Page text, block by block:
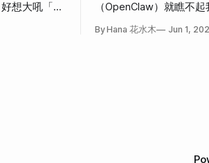
想大吼「我
（OpenClaw）就瞧不起
By Hana 花水木 Jun 1,